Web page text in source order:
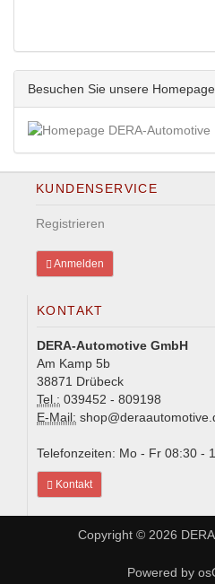
Besuchen Sie unsere Homepage
KUNDENSERVICE
Registrieren
Anmelden
KONTAKT
DERA-Automotive GmbH
Am Kamp 5b
38871 Drübeck
Tel.: 039452 - 809198
E-Mail:
Telefonzeiten: Mo - Fr 08:30 -
Kontakt
Copyright © 2026
Powered by